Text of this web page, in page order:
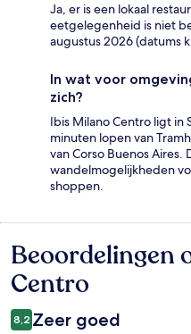
Ja, er is een lokaal
eetgelegenheid is niet
augustus 2026 (datums
In wat voor
zich?
Ibis Milano Centro ligt in
minuten lopen van
van Corso Buenos
wandelmogelijkheden
shoppen.
Beoordelingen
Beoordelingen
Centro
8,2 Zeer goed